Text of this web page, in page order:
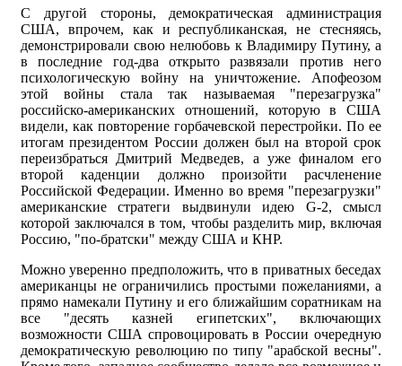
С другой стороны, демократическая администрация
США, впрочем, как и республиканская, не стесняясь,
демонстрировали свою нелюбовь к Владимиру Путину, а
в последние год-два открыто развязали против него
психологическую войну на уничтожение. Апофеозом
этой войны стала так называемая "перезагрузка"
российско-американских отношений, которую в США
видели, как повторение горбачевской перестройки. По ее
итогам президентом России должен был на второй срок
переизбраться Дмитрий Медведев, а уже финалом его
второй каденции должно произойти расчленение
Российской Федерации. Именно во время "перезагрузки"
американские стратеги выдвинули идею G-2, смысл
которой заключался в том, чтобы разделить мир, включая
Россию, "по-братски" между США и КНР.
Можно уверенно предположить, что в приватных беседах
американцы не ограничились простыми пожеланиями, а
прямо намекали Путину и его ближайшим соратникам на
все "десять казней египетских", включающих
возможности США спровоцировать в России очередную
демократическую революцию по типу "арабской весны".